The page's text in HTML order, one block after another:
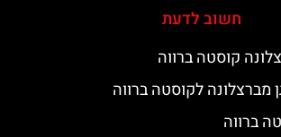
חשוב לדעת
קוסטה ברווה
מברצלונה לקוסטה ברווה
ברווה